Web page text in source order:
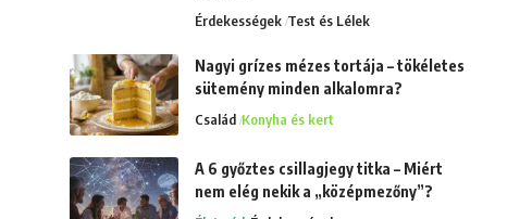
Érdekességek Test és Lélek
Nagyi grízes mézes tortája – tökéletes
sütemény minden alkalomra?
Család Konyha és kert
A 6 győztes csillagjegy titka – Miért
nem elég nekik a „középmezőny”?